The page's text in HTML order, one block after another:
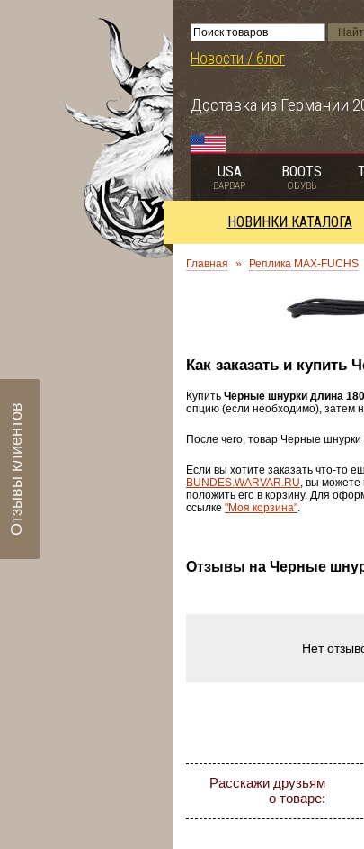
Новости / блог
Доставка из Германии
USA
ВАРВАР
BOOTS
ОБУВЬ
НОВИНКИ КАТАЛОГА
Главная » Реплика MAX-FUCHS
Как заказать и
Купить Черные шнурки длина
опцию (если необходимо), затем
После чего, товар Черные
Если вы хотите заказать что-то
BUNDES.WARVAR.RU, вы можете
положить его в корзину. Для
ссылке "Моя корзина".
Отзывы на Черные
Нет
Расскажи друзьям
о товаре:
Отзывы клиентов